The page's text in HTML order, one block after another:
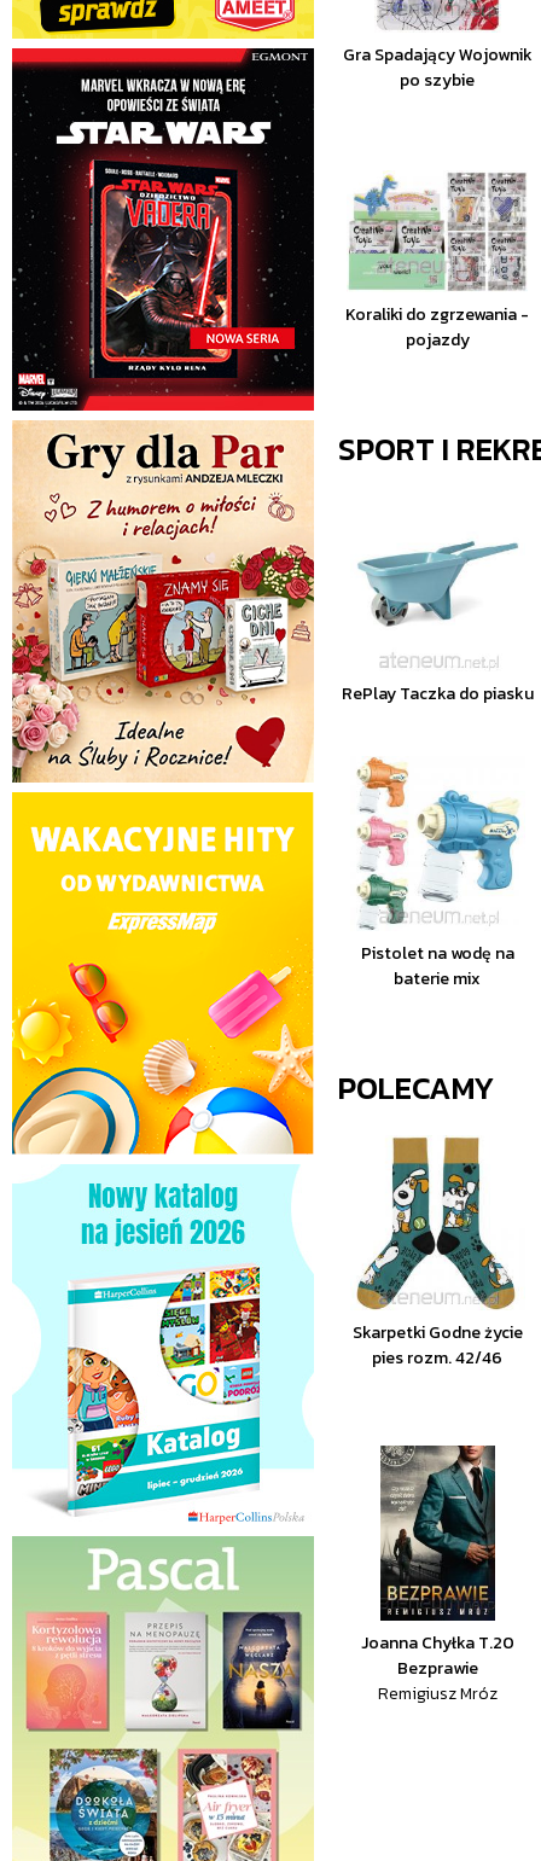
Gra Spadający Wojownik
po szybie
Koraliki do zgrzewania -
pojazdy
SPORT I
RePlay Taczka do piasku
Pistolet na wodę na
baterie mix
POLECAMY
Skarpetki Godne życie
pies rozm. 42/46
Joanna Chyłka T.20
Bezprawie
Remigiusz Mróz